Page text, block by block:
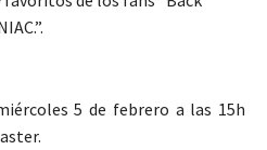
5 de febrero a las 15h